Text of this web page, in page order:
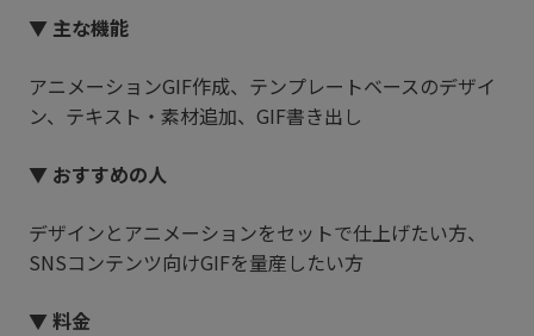
▼ 主な機能
アニメーションGIF作成、テンプレートベースのデザイ
ン、テキスト・素材追加、GIF書き出し
▼ おすすめの人
デザインとアニメーションをセットで仕上げたい方、
SNSコンテンツ向けGIFを量産したい方
▼ 料金